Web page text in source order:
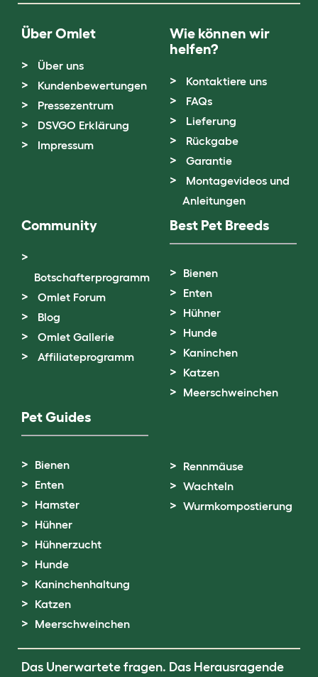
Über Omlet
Über uns
Kundenbewertungen
Pressezentrum
DSVGO Erklärung
Impressum
Wie können wir
helfen?
Kontaktiere uns
FAQs
Lieferung
Rückgabe
Garantie
Montagevideos und
Anleitungen
Community
Botschafterprogramm
Omlet Forum
Blog
Omlet Gallerie
Affiliateprogramm
Best Pet Breeds
Bienen
Enten
Hühner
Hunde
Kaninchen
Katzen
Meerschweinchen
Pet Guides
Bienen
Enten
Hamster
Hühner
Hühnerzucht
Hunde
Kaninchenhaltung
Katzen
Meerschweinchen
Rennmäuse
Wachteln
Wurmkompostierung
Das Unerwartete fragen. Das Herausragende